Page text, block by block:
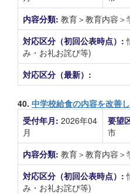
内容分類: 教育＞教育内容＞
対応区分（初回公表時点）:
み・お礼お詫び等)
対応区分（最新）:
40. 中学校給食の内容を改善
受付年月: 2026年04
月
要望
市
内容分類: 教育＞教育内容＞
対応区分（初回公表時点）:
み・お礼お詫び等)